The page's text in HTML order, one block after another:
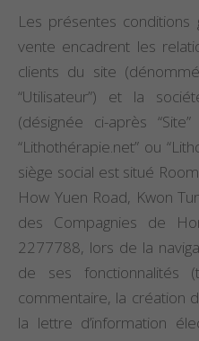
Les présentes conditions
vente encadrent les
clients du site
“Utilisateur”) et la
(désignée ci-après “Site”
“Lithothérapie.net” ou
siège social est situé
How Yuen Road, Kwon
des Compagnies de
2277788, lors de la
de ses fonctionnalités
commentaire, la création
la lettre d’information